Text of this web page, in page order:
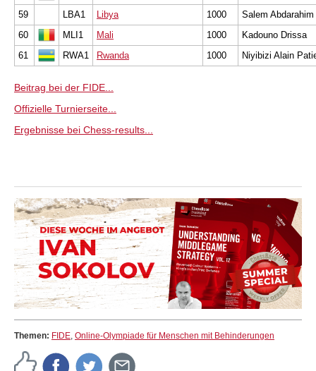
59
LBA1 Libya 1000
Salem Abdarahim
60
MLI1 Mali 1000
Kadouno Drissa
61
RWA1 Rwanda 1000 Niyibizi Alain
Beitrag bei der FIDE...
Offizielle Turnierseite...
Ergebnisse bei Chess-results...
Themen: FIDE, Online-Olympiade für Menschen mit Behinderungen